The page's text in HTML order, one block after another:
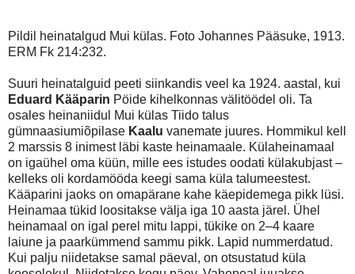
Pildil heinatalgud Mui külas. Foto Johannes Pääsuke, 1913.
ERM Fk 214:232.
Suuri heinatalguid peeti siinkandis veel ka 1924. aastal, kui
Eduard Kääparin Pöide kihelkonnas välitöödel oli. Ta
osales heinaniidul Mui külas Tiido talus
gümnaasiumiõpilase Kaalu vanemate juures. Hommikul kell
2 marssis 8 inimest läbi kaste heinamaale. Külaheinamaal
on igaühel oma küün, mille ees istudes oodati külakubjast –
kelleks oli kordamööda keegi sama küla talumeestest.
Kääparini jaoks on omapärane kahe käepidemega pikk lüsi.
Heinamaa tükid loositakse välja iga 10 aasta järel. Ühel
heinamaal on igal perel mitu lappi, tükike on 2–4 kaare
laiune ja paarkümmend sammu pikk. Lapid nummerdatud.
Kui palju niidetakse samal päeval, on otsustatud küla